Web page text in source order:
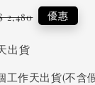
2,480 優惠
出貨
工作天出貨(不含